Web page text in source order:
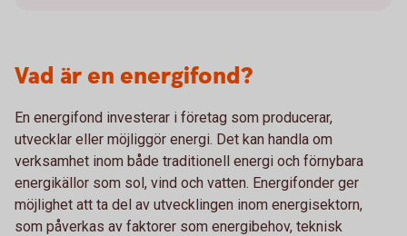
Vad är en energifond?
En energifond investerar i företag som producerar,
utvecklar eller möjliggör energi. Det kan handla om
verksamhet inom både traditionell energi och förnybara
energikällor som sol, vind och vatten. Energifonder ger
möjlighet att ta del av utvecklingen inom energisektorn,
som påverkas av faktorer som energibehov, teknisk